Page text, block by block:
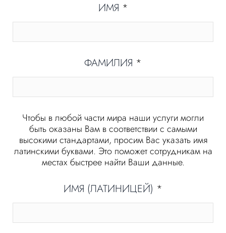
ИМЯ *
ФАМИЛИЯ *
Чтобы в любой части мира наши услуги могли
быть оказаны Вам в соответствии с самыми
высокими стандартами, просим Вас указать имя
латинскими буквами. Это поможет сотрудникам на
местах быстрее найти Ваши данные.
ИМЯ (ЛАТИНИЦЕЙ) *